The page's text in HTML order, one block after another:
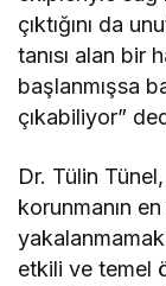
çıktığını da
tanısı alan bir
başlanmışsa
çıkabiliyor”
Dr. Tülin
korunmanın
etkili ve temel